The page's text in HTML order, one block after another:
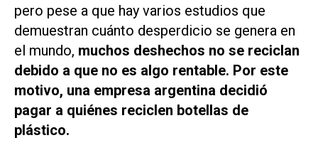
pero pese a que hay varios estudios que
demuestran cuánto desperdicio se genera en
el mundo, muchos deshechos no se reciclan
debido a que no es algo rentable. Por este
motivo, una empresa argentina decidió
pagar a quiénes reciclen botellas de
plástico.